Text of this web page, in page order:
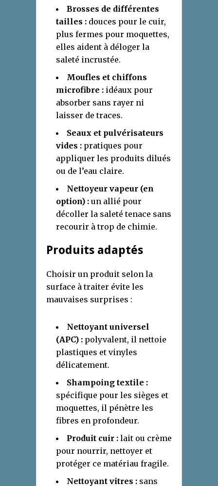
Brosses de différentes
tailles : douces pour le cuir,
plus fermes pour moquettes,
elles aident à déloger la
saleté incrustée.
Moufles et chiffons
microfibre : idéaux pour
absorber sans rayer ni
laisser de traces.
Seaux et pulvérisateurs
vides : pratiques pour
appliquer les produits dilués
ou de l’eau claire.
Nettoyeur vapeur (en
option) : un allié pour
décoller la saleté tenace sans
recourir à trop de chimie.
Produits adaptés
Choisir un produit selon la
surface à traiter évite les
mauvaises surprises :
Nettoyant universel
(APC) : polyvalent, il nettoie
plastiques et vinyles
délicatement.
Shampoing textile :
spécifique pour les sièges et
moquettes, il pénètre les
fibres en profondeur.
Produit cuir : lait ou crème
pour nourrir, nettoyer et
protéger ce matériau fragile.
Nettoyant vitres : sans